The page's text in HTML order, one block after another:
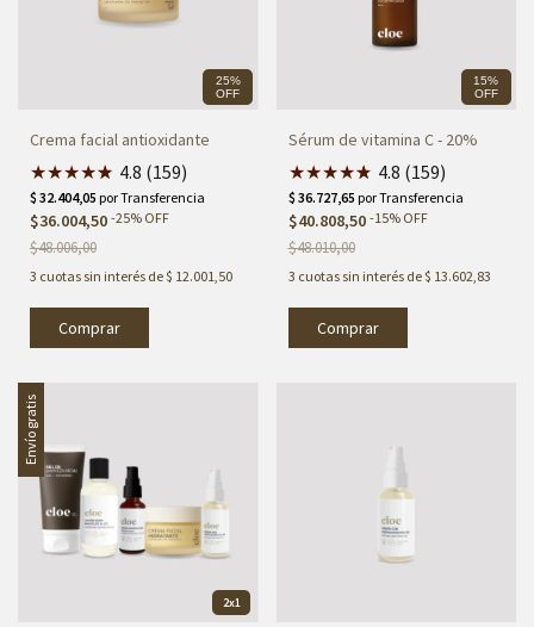
25%
OFF
Crema facial antioxidante
★★★★★
★ 4.8 (159)
$36.004,50 -25% OFF
$48.006,00
3 cuotas sin interés de$ 12.001,50
15%
OFF
Sérum de vitamina C - 20%
★★★★★
★ 4.8 (159)
$40.808,50 -15% OFF
$48.010,00
3 cuotas sin interés de$ 13.602,83
Envío gratis
2x1